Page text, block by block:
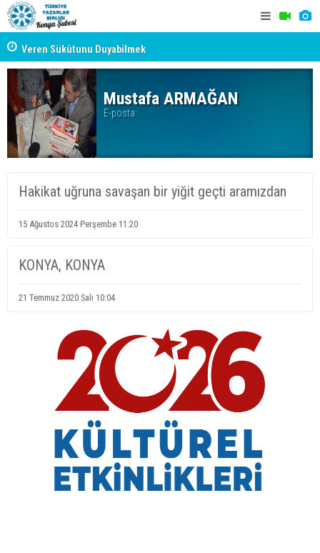
Muhammet Enes Kala: Kopan Gürültüde Kültürün Hayât
Veren Sükûtunu Duyabilmek
Erzincan’da Kültür ve Edebiyat Zirvesi - Nurettin Topçu
Sokağı Açılışı
Mustafa ARMAĞAN
E-posta:
Hakikat uğruna savaşan bir yiğit geçti aramızdan
15 Ağustos 2024 Perşembe 11:20
KONYA, KONYA
21 Temmuz 2020 Salı 10:04